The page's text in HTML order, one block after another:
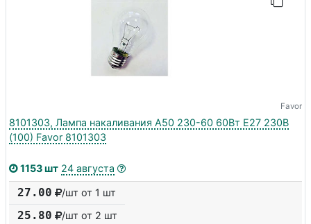
Favor
8101303, Лампа накаливания А50 230-60 60Вт E27 230В
(100) Favor 8101303
1153 шт 24 августа
27.00 /шт от 1 шт
25.80 /шт от 2 шт